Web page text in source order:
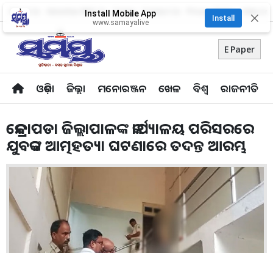
About Us Advertise With Us Career Contact Us Privacy Policy
E Paper
ଓଡ଼ିଶା ଜିଲ୍ଲା ମନୋରଞ୍ଜନ ଖେଳ ବିଶ୍ବ ରାଜନୀତି
Install Mobile App
www.samayalive
Install ✕
କେନ୍ଦ୍ରାପଡା ଜିଲ୍ଲାପାଳଙ୍କ କାର୍ଯ୍ୟାଳୟ ପରିସରରେ
ଯୁବକଙ୍କ ଆତ୍ମହତ୍ୟା ଘଟଣାରେ ତଦନ୍ତ ଆରମ୍ଭ